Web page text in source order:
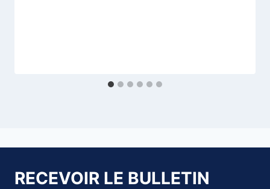
RECEVOIR LE BULLETIN